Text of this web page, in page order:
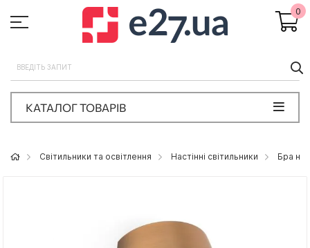
0
КАТАЛОГ ТОВАРІВ
Світильники та освітлення Настінні світильники Бра на